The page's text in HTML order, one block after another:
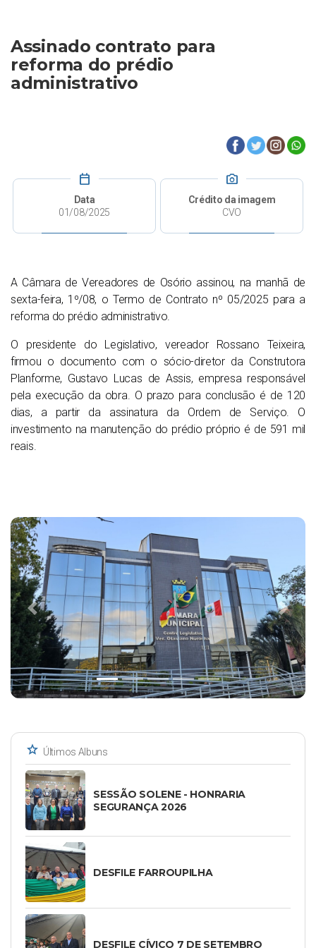
Assinado contrato para
reforma do prédio
administrativo
calendar_today
Data
01/08/2025
photo_camera
Crédito da imagem
CVO
A Câmara de Vereadores de Osório assinou, na manhã de
sexta-feira, 1º/08, o Termo de Contrato nº 05/2025 para a
reforma do prédio administrativo.
O presidente do Legislativo, vereador Rossano Teixeira,
firmou o documento com o sócio-diretor da Construtora
Planforme, Gustavo Lucas de Assis, empresa responsável
pela execução da obra. O prazo para conclusão é de 120
dias, a partir da assinatura da Ordem de Serviço. O
investimento na manutenção do prédio próprio é de 591 mil
reais.
Previous Next
star Últimos Albuns
SESSÃO SOLENE - HONRARIA
SEGURANÇA 2026
DESFILE FARROUPILHA
DESFILE CÍVICO 7 DE SETEMBRO